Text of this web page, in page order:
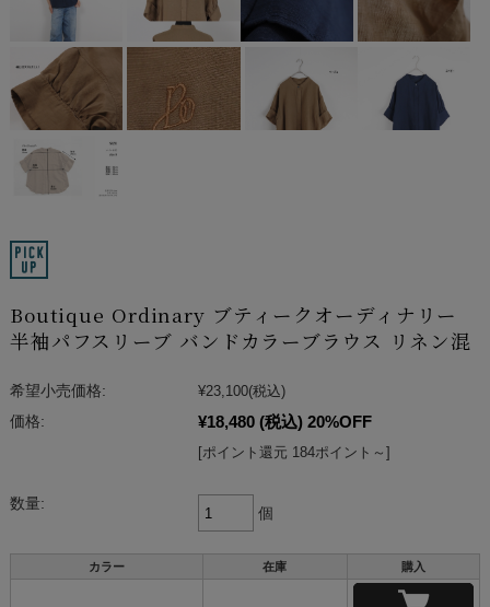
Boutique Ordinary ブティークオーディナリー
半袖パフスリーブ バンドカラーブラウス リネン混
希望小売価格: ¥23,100(税込)
価格:
¥18,480 (税込) 20%OFF
[ポイント還元 184ポイント～]
数量:
個
カラー 在庫 購入